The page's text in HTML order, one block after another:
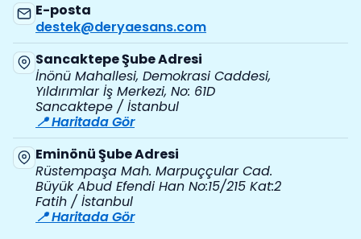
E-posta
destek@deryaesans.com
Sancaktepe Şube Adresi
İnönü Mahallesi, Demokrasi Caddesi,
Yıldırımlar İş Merkezi, No: 61D
Sancaktepe / İstanbul
📍 Haritada Gör
Eminönü Şube Adresi
Rüstempaşa Mah. Marpuççular Cad.
Büyük Abud Efendi Han No:15/215 Kat:2
Fatih / İstanbul
📍 Haritada Gör